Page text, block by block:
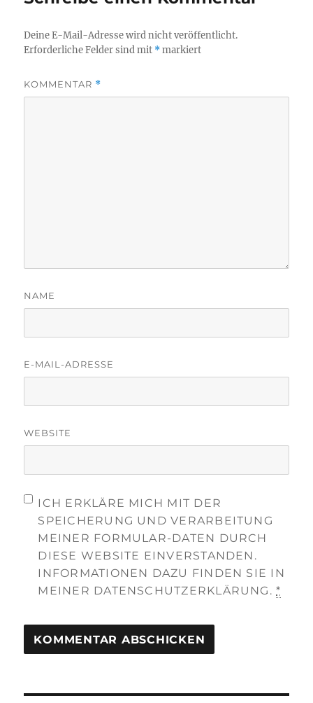
Deine E-Mail-Adresse wird nicht veröffentlicht.
Erforderliche Felder sind mit *markiert
KOMMENTAR *
NAME
E-MAIL-ADRESSE
WEBSITE
ICH ERKLÄRE MICH MIT DER
SPEICHERUNG UND VERARBEITUNG
MEINER FORMULAR-DATEN DURCH
DIESE WEBSITE EINVERSTANDEN.
INFORMATIONEN DAZU FINDEN SIE IN
MEINER DATENSCHUTZERKLÄRUNG.*